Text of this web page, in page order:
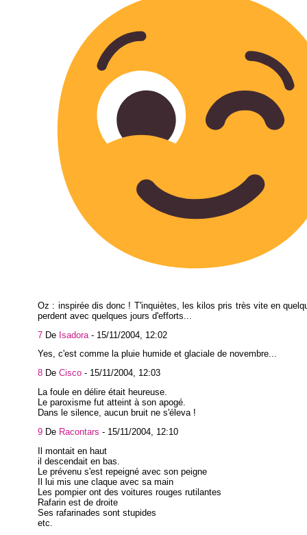
Oz : inspirée dis donc ! T'inquiètes, les kilos pris très vite en
perdent avec quelques jours d'efforts...
7 De Isadora - 15/11/2004, 12:02
Yes, c'est comme la pluie humide et glaciale de novembre...
8 De Cisco - 15/11/2004, 12:03
La foule en délire était heureuse.
Le paroxisme fut atteint à son apogé.
Dans le silence, aucun bruit ne s'éleva !
9 De Racontars - 15/11/2004, 12:10
Il montait en haut
il descendait en bas.
Le prévenu s'est repeigné avec son peigne
Il lui mis une claque avec sa main
Les pompier ont des voitures rouges rutilantes
Rafarin est de droite
Ses rafarinades sont stupides
etc.